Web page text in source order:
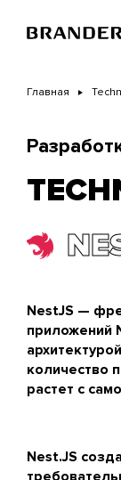
основному
Главная
NestJS —
приложений
количество
растет с
Nest.JS